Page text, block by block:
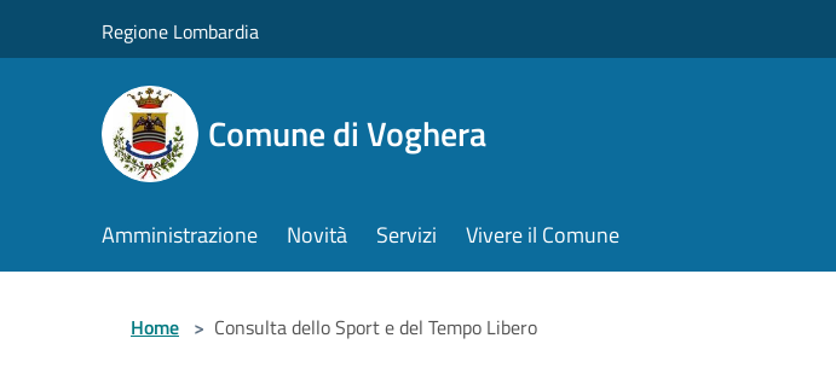
Regione Lombardia
Comune di Voghera
Amministrazione Novità Servizi Vivere il Comune
Home > Consulta dello Sport e del Tempo Libero